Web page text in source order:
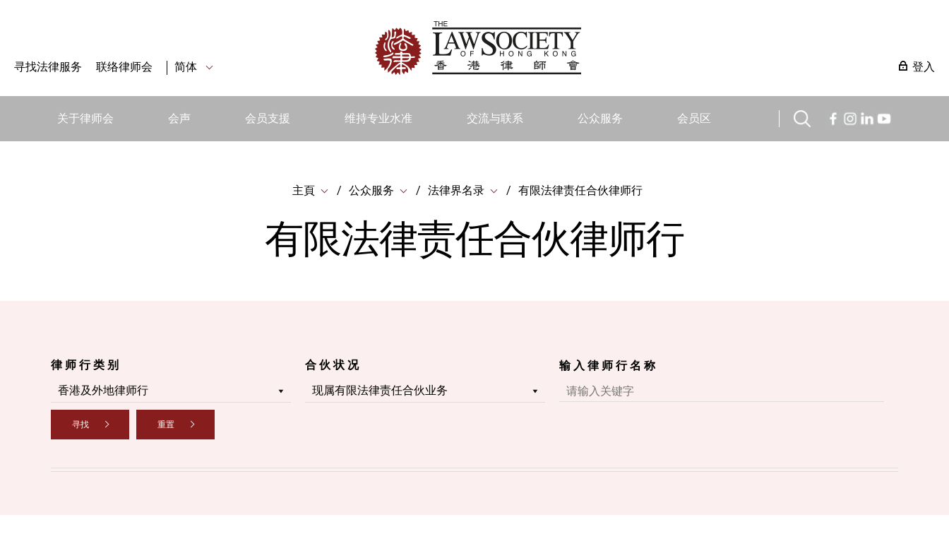
寻找法律服务 联络律师会 简体 登入
关于律师会 会声 会员支援 维持专业水准 交流与联系 公众服务 会员区
主頁 公众服务 法律界名录 有限法律责任合伙律师行
有限法律责任合伙律师行
律 师 行 类 别 合 伙 状 况 输 入 律 师 行 名 称
寻找 重置